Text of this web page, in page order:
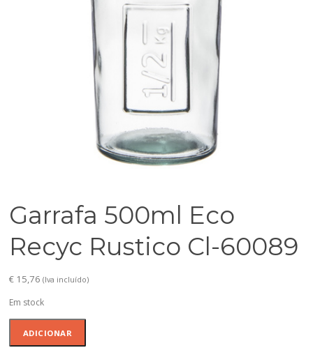
Garrafa 500ml Eco
Recyc Rustico Cl-60089
€ 15,76 (Iva incluído)
Em stock
ADICIONAR